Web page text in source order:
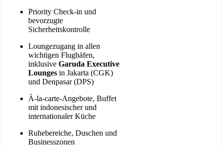
Priority Check-in und
bevorzugte
Sicherheitskontrolle
Loungezugang in allen
wichtigen Flughäfen,
inklusive Garuda Executive
Lounges in Jakarta (CGK)
und Denpasar (DPS)
À-la-carte-Angebote, Buffet
mit indonesischer und
internationaler Küche
Ruhebereiche, Duschen und
Businesszonen